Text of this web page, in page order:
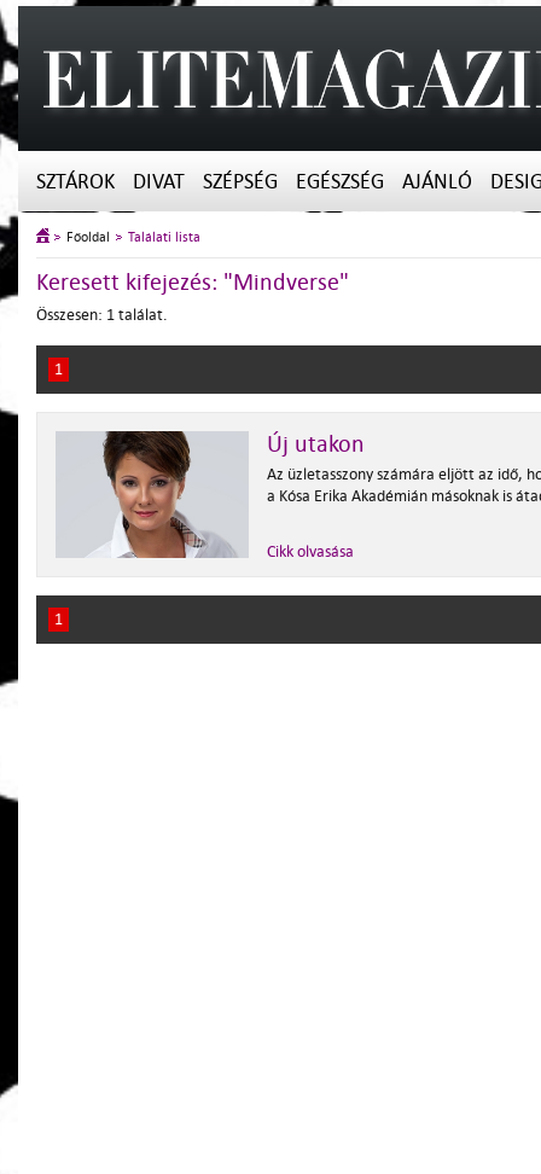
SZTÁROK DIVAT SZÉPSÉG EGÉSZSÉG AJÁNLÓ
Főoldal Találati lista
Keresett kifejezés: "Mindverse"
Összesen: 1 találat.
1
Új utakon
Az üzletasszony számára eljött az idő,
a Kósa Erika Akadémián másoknak is
Cikk olvasása
1